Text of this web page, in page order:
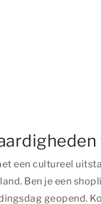
een cultureel
Ben je een
geopend.